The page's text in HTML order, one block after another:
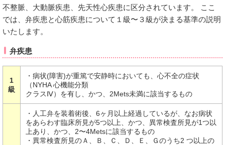
不整脈、大動脈疾患、先天性心疾患に区分されています。 ここ
では、弁疾患と心筋疾患について１級〜３級が決まる基準の説明
いたします。
弁疾患
1
級
・病状(障害)が重篤で安静時においても、心不全の症状
（NYHA 心機能分類
クラスⅣ）を有し、かつ、2Mets未満に該当するもの
・人工弁を装着術後、6ヶ月以上経過しているが、なお病状
をあらわす臨床所見が5つ以上、かつ、異常検査所見が1つ以
上あり、かつ、2〜4Metsに該当するもの
・異常検査所見のＡ、Ｂ、Ｃ、Ｄ、Ｅ、Ｇのうち2 つ以上の